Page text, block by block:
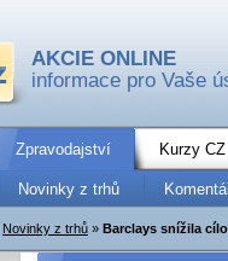
AKCIE ONLINE
informace pro Vaše
Zpravodajství Kurzy CZ
Novinky z trhů
Novinky z trhů » Barclays snížila